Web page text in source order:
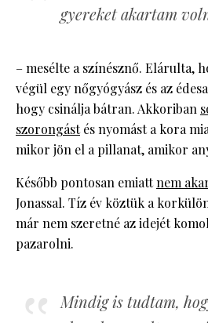
gyereket akartam
– mesélte a színésznő. Elárulta,
végül egy nőgyógyász és az
hogy csinálja bátran. Akkoriban
szorongástés nyomást a kora
mikor jön el a pillanat, amikor
Később pontosan emiattnem
Jonassal. Tíz év köztük a
már nem szeretné az idejét
pazarolni.
Mindig is tudtam,